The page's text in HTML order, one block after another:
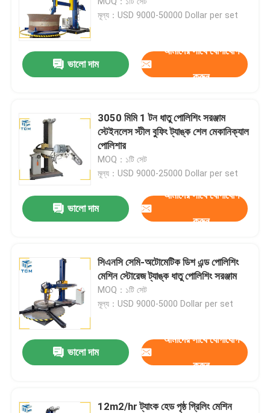
মূল্য：USD 9000-50000 Dollar per set
ভালো দাম
আমাদের সাথে যোগাযোগ
করুন
3050 মিমি 1 টন ধাতু পোলিশিং সরঞ্জাম
স্টেইনলেস স্টীল বুফিং ট্যাঙ্ক শেল মেকানিক্যাল
পোলিশার
MOQ：১টি সেট
মূল্য：USD 9000-25000 Dollar per set
ভালো দাম
আমাদের সাথে যোগাযোগ
করুন
সিএনসি সেমি-অটোমেটিক ডিশ এন্ড পোলিশিং
মেশিন স্টোরেজ ট্যাঙ্ক ধাতু পোলিশিং সরঞ্জাম
MOQ：১টি সেট
মূল্য：USD 9000-5000 Dollar per set
ভালো দাম
আমাদের সাথে যোগাযোগ
করুন
12m2/hr ট্যাংক হেড পৃষ্ঠ গ্রিলিং মেশিন